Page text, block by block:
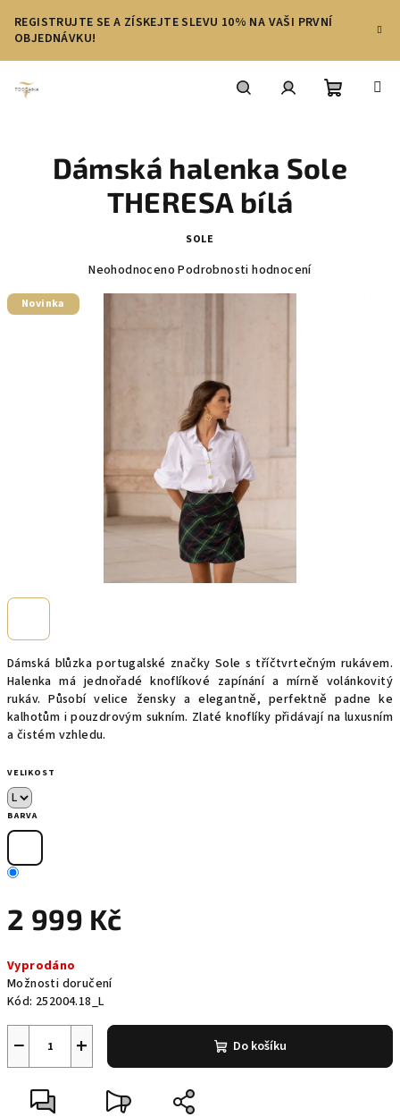
obsah
REGISTRUJTE SE A ZÍSKEJTE SLEVU 10% NA VAŠI PRVNÍ
OBJEDNÁVKU!
košík
Dámská blůzka portugalské značky Sole s tříčtvrtečným rukávem.
Halenka má jednořadé knoflíkové zapínání a mírně volánkovitý
rukáv. Působí velice žensky a elegantně, perfektně padne ke
kalhotům i pouzdrovým sukním. Zlaté knoflíky přidávají na luxusním
a čistém vzhledu.
VELIKOST
BARVA
2 999 Kč
cena:
Vyprodáno
Možnosti doručení
Kód: 252004.18_L
+
− Do košíku
Dámská halenka Sole
THERESA bílá
SOLE
produktu
Neohodnoceno Podrobnosti hodnocení
Novinka